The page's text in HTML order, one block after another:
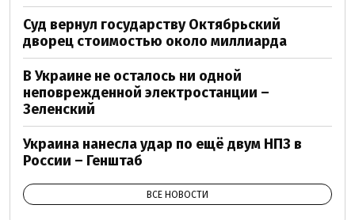
Суд вернул государству Октябрьский
дворец стоимостью около миллиарда
В Украине не осталось ни одной
неповрежденной электростанции –
Зеленский
Украина нанесла удар по ещё двум НПЗ в
России – Генштаб
ВСЕ НОВОСТИ